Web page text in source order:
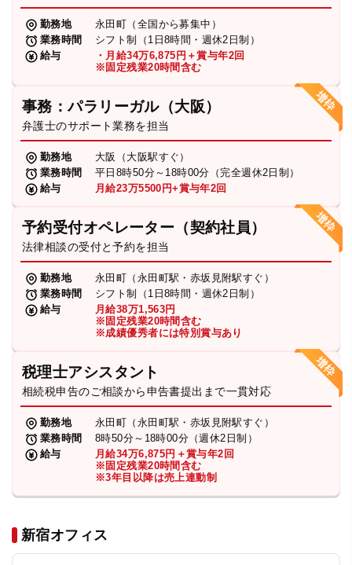
勤務地
永田町（全国から募集中）
業務時間
シフト制（1日8時間・週休2日制）
給与
・月給34万6,875円＋賞与年2回
※固定残業20時間含む
事務：パラリーガル（大阪）
弁護士のサポート業務を担当
勤務地
大阪（大阪駅すぐ）
業務時間
平日8時50分～18時00分（完全週休2日制）
給与
月給23万5500円+賞与年2回
予約受付オペレーター（契約社員）
法律相談の受付と予約を担当
勤務地
永田町（永田町駅・赤坂見附駅すぐ）
業務時間
シフト制（1日8時間・週休2日制）
給与
月給38万1,563円
※固定残業20時間含む
※成績優秀者には特別賞与あり
税理士アシスタント
相続税申告のご相談から申告書提出まで一貫対応
勤務地
永田町（永田町駅・赤坂見附駅すぐ）
業務時間
8時50分～18時00分（週休2日制）
給与
月給34万6,875円＋賞与年2回
※固定残業20時間含む
※3年目以降は売上連動制
新宿オフィス
費用
求人採用
お知らせ
特設サイト
相談先情報サイト
プライバシーポリシー
TikTok受賞 定義集 動画集